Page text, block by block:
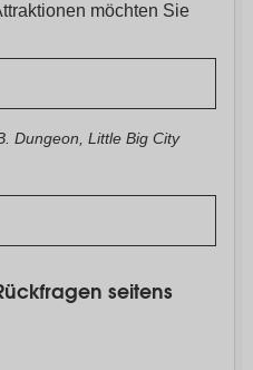
möchten Sie
Dungeon, Little Big City
seitens